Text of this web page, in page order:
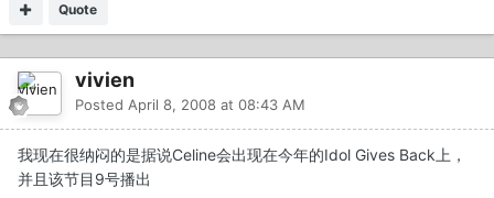
Quote
vivien
Posted April 8, 2008 at 08:43 AM
我现在很纳闷的是据说Celine会出现在今年的Idol Gives Back上，
并且该节目9号播出